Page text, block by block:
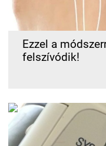
Ezzel a
felszívódik!